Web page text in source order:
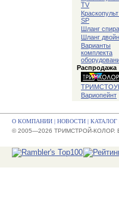
TV
SP
Шланг
Шланг
Варианты
комплекта
Распродажа
Вариопейнт
О КОМПАНИИ | НОВОСТИ | КАТАЛОГ
© 2005—2026 ТРИМСТРОЙ-КОЛОР.